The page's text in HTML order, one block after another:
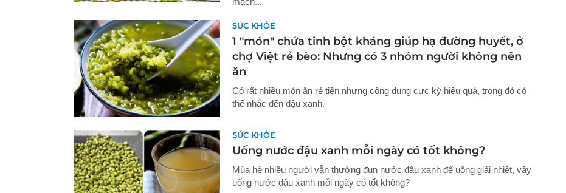
SỨC KHỎE
1 "món" chứa tinh bột kháng giúp hạ đường huyết, ở
chợ Việt rẻ bèo: Nhưng có 3 nhóm người không nên
ăn
Có rất nhiều món ăn rẻ tiền nhưng công dụng cực kỳ hiệu quả, trong đó có
thể nhắc đến đậu xanh.
SỨC KHỎE
Uống nước đậu xanh mỗi ngày có tốt không?
Mùa hè nhiều người vẫn thường đun nước đậu xanh để uống giải nhiệt, vậy
uống nước đậu xanh mỗi ngày có tốt không?